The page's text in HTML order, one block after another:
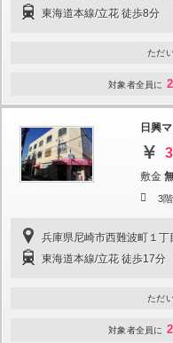
東海道本線/立花 徒歩8分
ただ
対象者全員に
日興
敷金
3
兵庫県尼崎市西難波町１丁
東海道本線/立花 徒歩17分
ただ
対象者全員に